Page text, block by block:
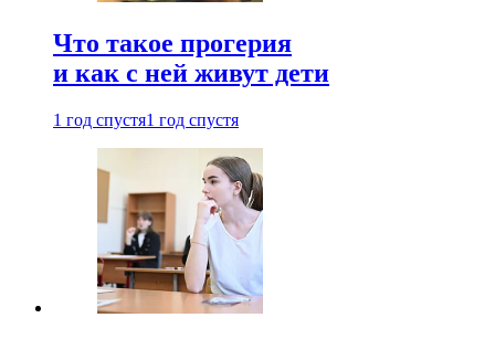
Что такое прогерия
и как с ней живут дети
1 год спустя1 год спустя